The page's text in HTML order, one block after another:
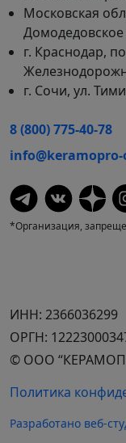
ИНН: 2366036299
ОРГН:
© ООО
Политика
Разработано веб-
Московская
г. Краснодар,
г. Сочи, ул.
8 (800) 775-40-78
*Организация,